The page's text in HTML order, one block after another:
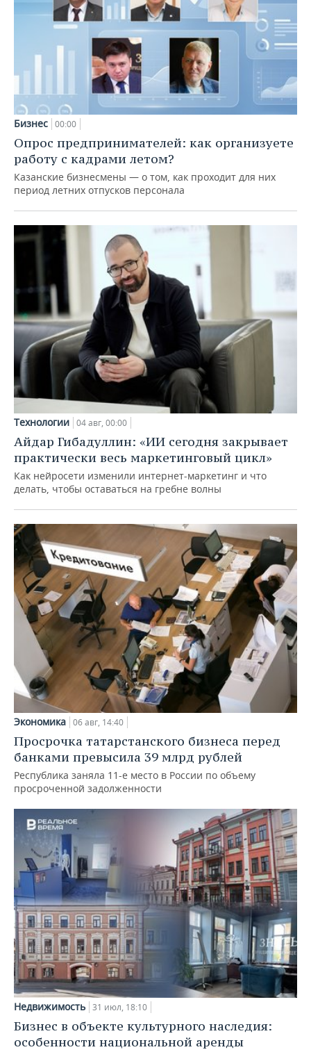
Бизнес 00:00
Опрос предпринимателей: как организуете
работу с кадрами летом?
Казанские бизнесмены — о том, как проходит для них
период летних отпусков персонала
Технологии 04 авг, 00:00
Айдар Гибадуллин: «ИИ сегодня закрывает
практически весь маркетинговый цикл»
Как нейросети изменили интернет-маркетинг и что
делать, чтобы оставаться на гребне волны
Экономика 06 авг, 14:40
Просрочка татарстанского бизнеса перед
банками превысила 39 млрд рублей
Республика заняла 11-е место в России по объему
просроченной задолженности
Недвижимость 31 июл, 18:10
Бизнес в объекте культурного наследия:
особенности национальной аренды